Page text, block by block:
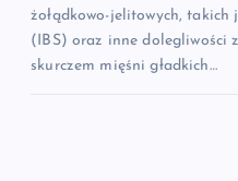
żołądkowo-jelitowych, takich
(IBS) oraz inne dolegliwości
skurczem mięśni gładkich…